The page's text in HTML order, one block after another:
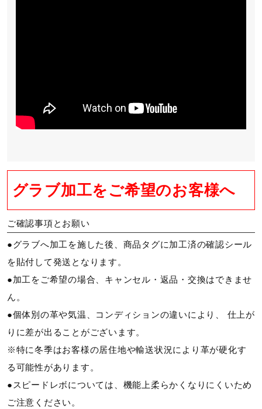
グラブ加工をご希望のお客様へ
ご確認事項とお願い
●グラブへ加工を施した後、商品タグに加工済の確認シール
を貼付して発送となります。
●加工をご希望の場合、キャンセル・返品・交換はできませ
ん。
●個体別の革や気温、コンディションの違いにより、 仕上が
りに差が出ることがございます。
※特に冬季はお客様の居住地や輸送状況により革が硬化す
る可能性があります。
●スピードレボについては、機能上柔らかくなりにくいため
ご注意ください。